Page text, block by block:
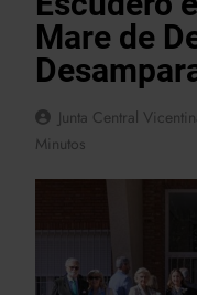
Mare de
Junta Central
Minutos